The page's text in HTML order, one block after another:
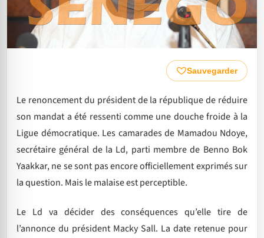
Sauvegarder
Le renoncement du président de la république de réduire
son mandat a été ressenti comme une douche froide à la
Ligue démocratique. Les camarades de Mamadou Ndoye,
secrétaire général de la Ld, parti membre de Benno Bok
Yaakkar, ne se sont pas encore officiellement exprimés sur
la question. Mais le malaise est perceptible.
Le Ld va décider des conséquences qu’elle tire de
l’annonce du président Macky Sall. La date retenue pour